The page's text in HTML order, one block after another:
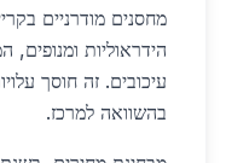
מחסנים מודרניים
הידראוליות
בהשוואה למרכז.